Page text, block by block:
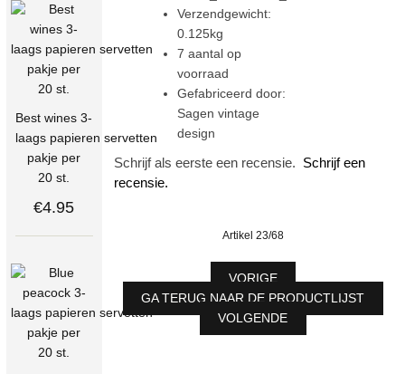
Best wines 3-
laags papieren servetten
pakje per
20 st.
€4.95
Verzendgewicht:
0.125kg
7 aantal op
voorraad
Gefabriceerd door:
Sagen vintage
design
Schrijf als eerste een recensie. Schrijf een
recensie.
Artikel 23/68
VORIGE
GA TERUG NAAR DE PRODUCTLIJST
VOLGENDE